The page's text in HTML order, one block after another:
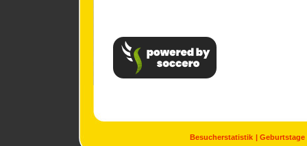
Besucherstatistik Geburtstage